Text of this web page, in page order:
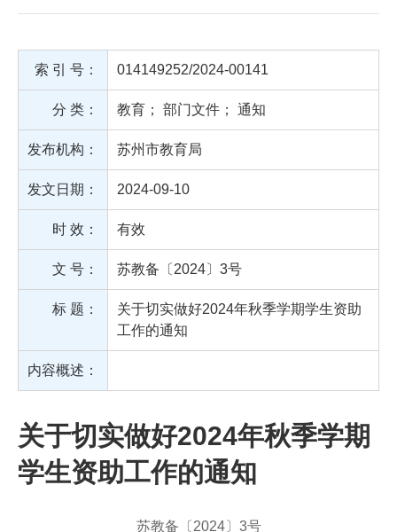
索 引 号： 014149252/2024-00141
分 类： 教育 ； 部门文件 ； 通知
发布机构： 苏州市教育局
发文日期： 2024-09-10
时 效： 有效
文 号： 苏教备〔2024〕3号
标 题：
关于切实做好2024年秋季学期学生资助
工作的通知
内容概述：
关于切实做好2024年秋季学期
学生资助工作的通知
苏教备〔2024〕3号